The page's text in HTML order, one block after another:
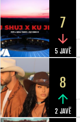
7
5 JAVË
8
2 JAVË